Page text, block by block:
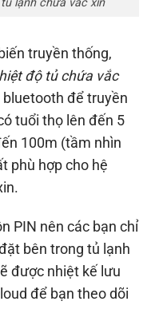
lạnh chứa vắc xin
truyền thống,
độ tủ chứa vắc
để truyền
tuổi thọ lên đến 5
100m (tầm nhìn
phù hợp cho hệ
PIN nên các bạn chỉ
bên trong tủ lạnh
được nhiệt kế lưu
để bạn theo dõi